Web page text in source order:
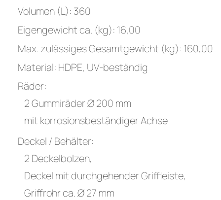
Volumen (L): 360
Eigengewicht ca. (kg): 16,00
Max. zulässiges Gesamtgewicht (kg): 160,00
Material: HDPE, UV-beständig
Räder:
2 Gummiräder Ø 200 mm
mit korrosionsbeständiger Achse
Deckel / Behälter:
2 Deckelbolzen,
Deckel mit durchgehender Griffleiste,
Griffrohr ca. Ø 27 mm